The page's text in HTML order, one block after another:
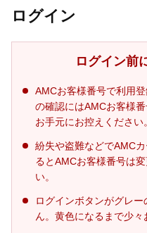
ログイン
ログイン前
AMCお客様番号で利用
の確認にはAMCお客様
お手元にお控えください。
紛失や盗難などでAMC
るとAMCお客様番号は
い。
ログインボタンがグレ
ん。黄色になるまで少々